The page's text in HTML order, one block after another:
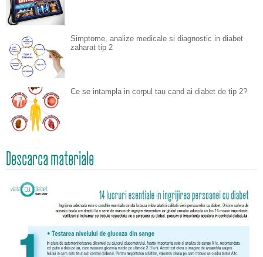
Simptome, analize medicale si diagnostic in diabet
zaharat tip 2
Ce se intampla in corpul tau cand ai diabet de tip 2?
Descarca materiale